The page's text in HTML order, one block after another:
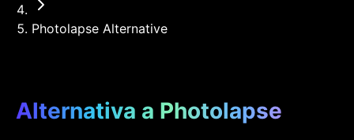
Photolapse Alternative
Alternativa a Photolapse